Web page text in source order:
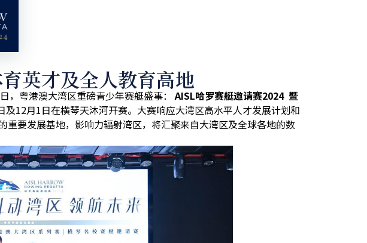
英才及全人教育高地
日，粤港澳大湾区重磅青少年赛艇盛事： AISL哈罗赛艇邀请赛2024 暨
及12月1日在横琴天沐河开赛。大赛响应大湾区高水平人才发展计划和
重要发展基地，影响力辐射湾区，将汇聚来自大湾区及全球各地的数